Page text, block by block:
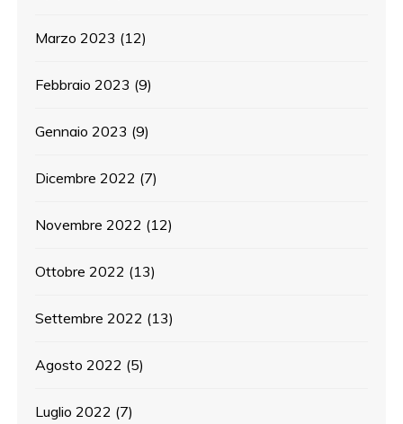
Marzo 2023 (12)
Febbraio 2023 (9)
Gennaio 2023 (9)
Dicembre 2022 (7)
Novembre 2022 (12)
Ottobre 2022 (13)
Settembre 2022 (13)
Agosto 2022 (5)
Luglio 2022 (7)